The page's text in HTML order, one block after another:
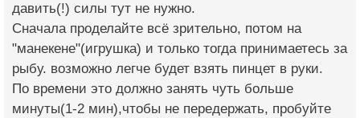
давить(!) силы тут не нужно.
Сначала проделайте всё зрительно, потом на
"манекене"(игрушка) и только тогда принимаетесь за
рыбу. возможно легче будет взять пинцет в руки.
По времени это должно занять чуть больше
минуты(1-2 мин),чтобы не передержать, пробуйте